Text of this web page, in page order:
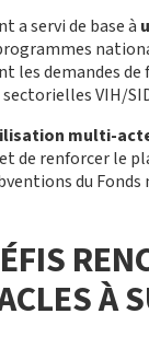
a servi de base à
les demandes
VIH/
multi-
de renforcer le
du
À